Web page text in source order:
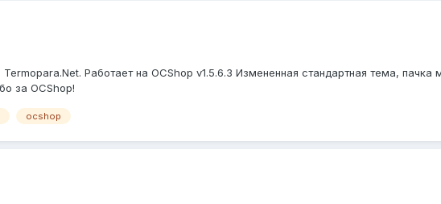
Работает на OCShop v1.5.6.3 Измененная стандартная тема,
за OCShop!
ocshop